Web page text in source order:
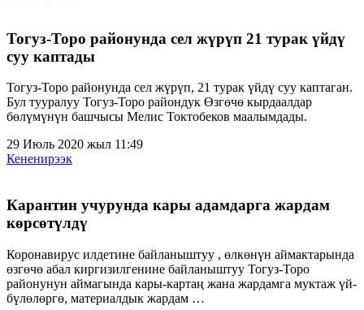
Тогуз-Торо районунда сел жүрүп 21 турак үйдү
суу каптады
Тогуз-Торо районунда сел жүрүп, 21 турак үйдү суу каптаган.
Бул тууралуу Тогуз-Торо райондук Өзгөчө кырдаалдар
бөлүмүнүн башчысы Мелис Токтобеков маалымдады.
29 Июль 2020 жыл 11:49
Кененирээк
Карантин учурунда кары адамдарга жардам
көрсөтүлдү
Коронавирус илдетине байланыштуу , өлкөнүн аймактарында
өзгөчө абал киргизилгенине байланыштуу Тогуз-Торо
районунун аймагында кары-картаң жана жардамга муктаж үй-
бүлөлөргө, материалдык жардам …